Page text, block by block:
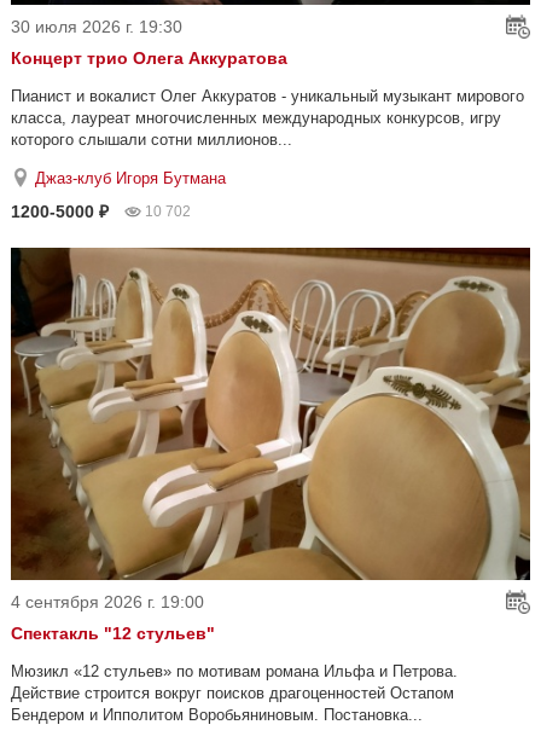
30 июля 2026 г. 19:30
Концерт трио Олега Аккуратова
Пианист и вокалист Олег Аккуратов - уникальный музыкант мирового
класса, лауреат многочисленных международных конкурсов, игру
которого слышали сотни миллионов...
Джаз-клуб Игоря Бутмана
1200-5000 ₽ 10 702
4 сентября 2026 г. 19:00
Спектакль "12 стульев"
Мюзикл «12 стульев» по мотивам романа Ильфа и Петрова.
Действие строится вокруг поисков драгоценностей Остапом
Бендером и Ипполитом Воробьяниновым. Постановка...